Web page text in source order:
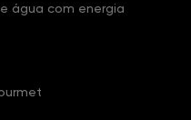
água com energia